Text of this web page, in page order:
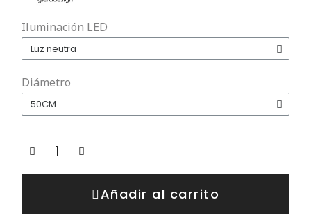
Iluminación LED
Diámetro
Añadir al carrito